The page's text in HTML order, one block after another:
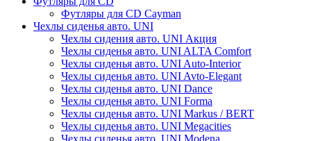
Футляры для CD Cayman
Чехлы сиденья авто. UNI
Чехлы сидения авто. UNI Акция
Чехлы сиденья авто. UNI ALTA Comfort
Чехлы сиденья авто. UNI Auto-Interior
Чехлы сиденья авто. UNI Avto-Elegant
Чехлы сиденья авто. UNI Dance
Чехлы сиденья авто. UNI Forma
Чехлы сиденья авто. UNI Markus / BERT
Чехлы сиденья авто. UNI Megacities
Чехлы сиденья авто. UNI Modena